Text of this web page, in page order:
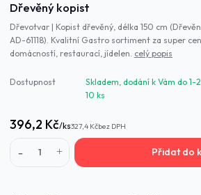
Dřevěný kopist
Dřevotvar | Kopist dřevěný, délka 150 cm
AD-61118). Kvalitní Gastro sortiment za super
domácností, restaurací, jídelen. celý popis
Dostupnost
Skladem, dodání k Vám do
10 ks
396,2 Kč/ks327,4 Kčbez DPH
Přidat do